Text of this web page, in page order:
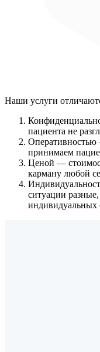
Наши услуги
пациента не
Оперативностью
принимаем
Ценой —
карману любой
ситуации
индивидуальных